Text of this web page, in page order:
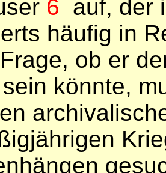
6 auf, der
häufig in
ob er
könnte,